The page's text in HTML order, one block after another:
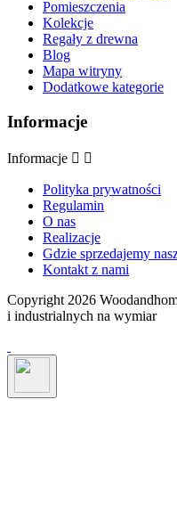
Pomieszczenia
Kolekcje
Regały z drewna
Blog
Mapa witryny
Dodatkowe kategorie
Informacje
Informacje  
Polityka prywatności
Regulamin
O nas
Realizacje
Gdzie sprzedajemy
Kontakt z nami
Copyright 2026
i industrialnych na wymiar